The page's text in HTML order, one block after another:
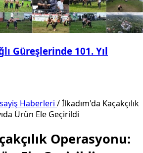
Güreşlerinde 101. Yıl
Haberleri /İlkadım'da Kaçakçılık
Ürün Ele Geçirildi
Operasyonu: